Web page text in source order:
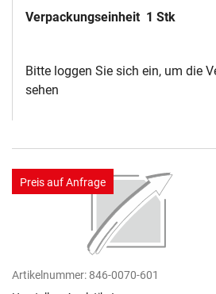
Verpackungseinheit 1 Stk
Bitte loggen Sie sich ein, um die
sehen
Preis auf Anfrage
Artikelnummer: 846-0070-601